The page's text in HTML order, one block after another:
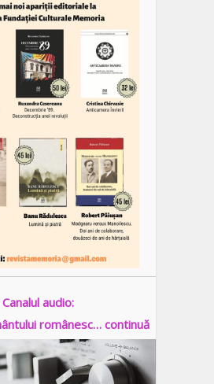
Canalul audio:
românesc… continuă